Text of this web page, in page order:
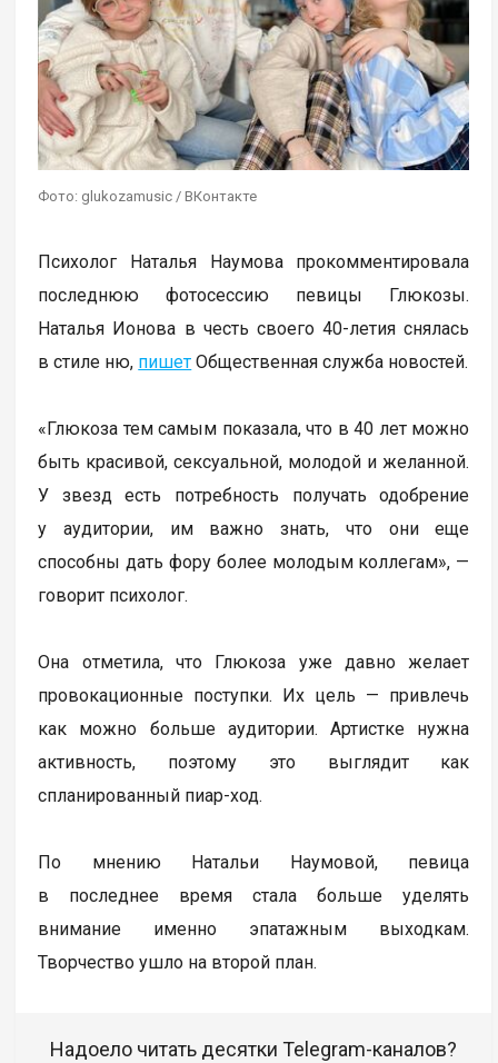
Фото: glukozamusic / ВКонтакте
Психолог Наталья Наумова прокомментировала
последнюю фотосессию певицы Глюкозы.
Наталья Ионова в честь своего 40-летия снялась
в стиле ню, пишет Общественная служба новостей.
«Глюкоза тем самым показала, что в 40 лет можно
быть красивой, сексуальной, молодой и желанной.
У звезд есть потребность получать одобрение
у аудитории, им важно знать, что они еще
способны дать фору более молодым коллегам», —
говорит психолог.
Она отметила, что Глюкоза уже давно желает
провокационные поступки. Их цель — привлечь
как можно больше аудитории. Артистке нужна
активность, поэтому это выглядит как
спланированный пиар-ход.
По мнению Натальи Наумовой, певица
в последнее время стала больше уделять
внимание именно эпатажным выходкам.
Творчество ушло на второй план.
Надоело читать десятки Telegram-каналов?